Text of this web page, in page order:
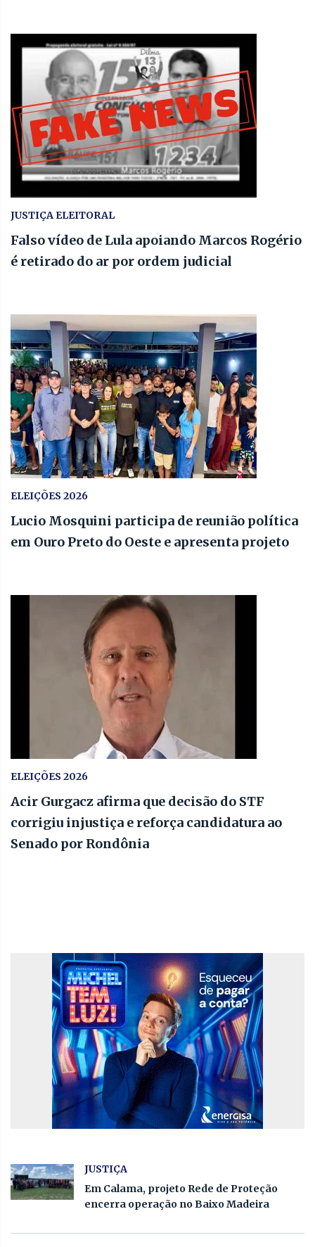
JUSTIÇA ELEITORAL
Falso vídeo de Lula apoiando Marcos Rogério
é retirado do ar por ordem judicial
ELEIÇÕES 2026
Lucio Mosquini participa de reunião política
em Ouro Preto do Oeste e apresenta projeto
ELEIÇÕES 2026
Acir Gurgacz afirma que decisão do STF
corrigiu injustiça e reforça candidatura ao
Senado por Rondônia
JUSTIÇA
Em Calama, projeto Rede de Proteção
encerra operação no Baixo Madeira